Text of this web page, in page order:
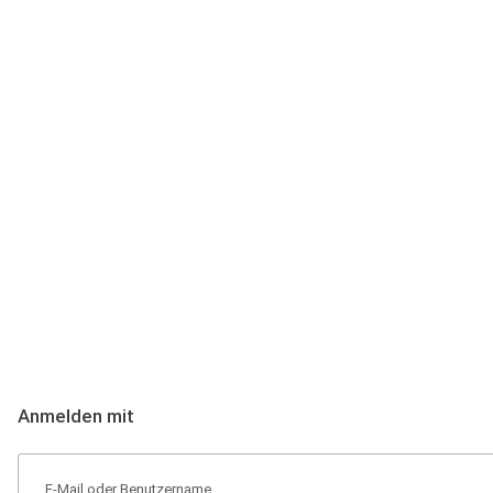
Anmelden mit